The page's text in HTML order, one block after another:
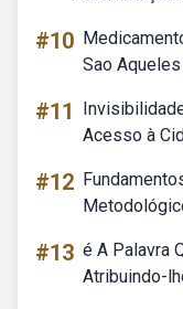
#10
Sao
#11
Acesso à
#12
#13 é A Palavra
Atribuindo-